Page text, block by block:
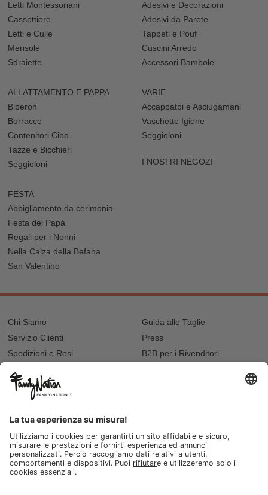
Letti Montessoriani
Cassettiere
Letti e Culle
Mensole
Sdraiette
Adesivi e Decorazioni
Adesivi da Parete
Tappeti e Pouf
Cuscini Arredo
Accessori Bambole
ALLATTAMENTO E PAPPA
Biberon
Borracce
Contenitori Cibo
Tazze e Bicchieri
Seggioloni
VARIE
Accappatoi e Asciugamani
Vaschette Igiene
Seggioloni
I NOSTRI NEGOZI
FESTA
Abbigliamento da cerimonia
Festa del Papà
Regali per i Nonni
Nella Calza della Befana
San Valentino
Chi Siamo
Servizio Clienti
Spedizioni e Resi
Recupero password?
Lista regalo e nascita
Guida alle Taglie
Press
B2B per i Rivenditori